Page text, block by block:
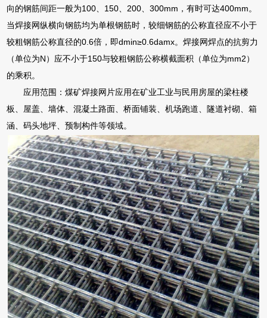
向的钢筋间距一般为100、150、200、300mm，有时可达400mm。
当焊接网纵横向钢筋均为单根钢筋时，较细钢筋的公称直径应不小于
较粗钢筋公称直径的0.6倍，即dmin≥0.6damx。焊接网焊点的抗剪力
（单位为N）应不小于150与较粗钢筋公称横截面积（单位为mm2）
的乘积。
应用范围：煤矿焊接网片应用在矿业工业与民用房屋的梁柱楼
板、屋盖、墙体、混凝土路面、桥面铺装、机场跑道、隧道衬砌、箱
涵、码头地坪、预制构件等领域。